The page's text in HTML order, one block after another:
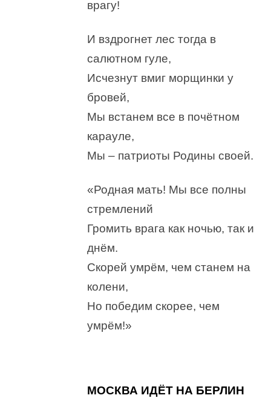
врагу!
И вздрогнет лес тогда в
салютном гуле,
Исчезнут вмиг морщинки у
бровей,
Мы встанем все в почётном
карауле,
Мы – патриоты Родины своей.
«Родная мать! Мы все полны
стремлений
Громить врага как ночью, так и
днём.
Скорей умрём, чем станем на
колени,
Но победим скорее, чем
умрём!»
МОСКВА ИДЁТ НА БЕРЛИН